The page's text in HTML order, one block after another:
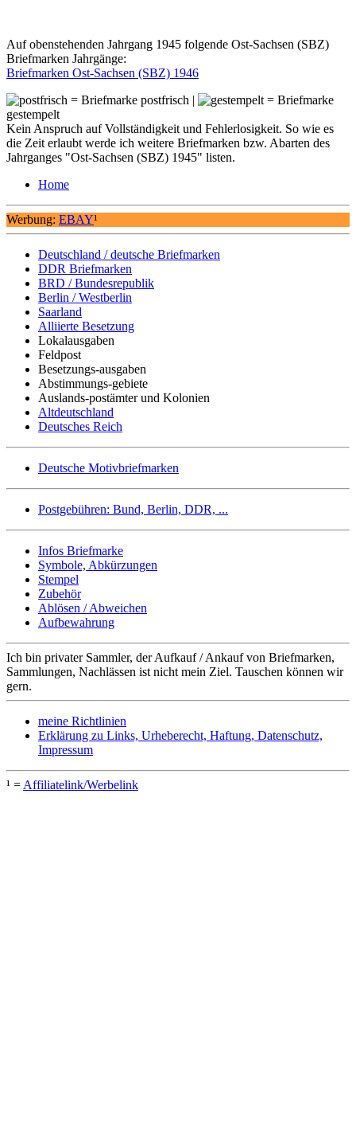
Auf obenstehenden Jahrgang 1945 folgende Ost-Sachsen (SBZ)
Briefmarken Jahrgänge:
Briefmarken Ost-Sachsen (SBZ) 1946
= Briefmarke postfrisch |
= Briefmarke
gestempelt
Kein Anspruch auf Vollständigkeit und Fehlerlosigkeit. So wie es
die Zeit erlaubt werde ich weitere Briefmarken bzw. Abarten des
Jahrganges "Ost-Sachsen (SBZ) 1945" listen.
Home
Werbung: EBAY¹
Deutschland / deutsche Briefmarken
DDR Briefmarken
BRD / Bundesrepublik
Berlin / Westberlin
Saarland
Alliierte Besetzung
Lokalausgaben
Feldpost
Besetzungs-ausgaben
Abstimmungs-gebiete
Auslands-postämter und Kolonien
Altdeutschland
Deutsches Reich
Deutsche Motivbriefmarken
Postgebühren: Bund, Berlin, DDR, ...
Infos Briefmarke
Symbole, Abkürzungen
Stempel
Zubehör
Ablösen / Abweichen
Aufbewahrung
Ich bin privater Sammler, der Aufkauf / Ankauf von Briefmarken,
Sammlungen, Nachlässen ist nicht mein Ziel. Tauschen können wir
gern.
meine Richtlinien
Erklärung zu Links, Urheberecht, Haftung, Datenschutz,
Impressum
¹ = Affiliatelink/Werbelink